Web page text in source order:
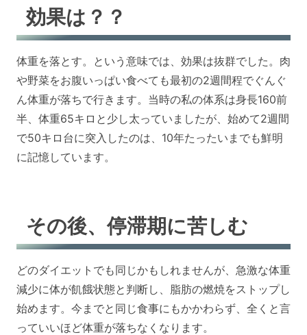
効果は？？
体重を落とす。という意味では、効果は抜群でした。肉
や野菜をお腹いっぱい食べても最初の2週間程でぐんぐ
ん体重が落ちで行きます。当時の私の体系は身長160前
半、体重65キロと少し太っていましたが、始めて2週間
で50キロ台に突入したのは、10年たったいまでも鮮明
に記憶しています。
その後、停滞期に苦しむ
どのダイエットでも同じかもしれませんが、急激な体重
減少に体が飢餓状態と判断し、脂肪の燃焼をストップし
始めます。今までと同じ食事にもかかわらず、全くと言
っていいほど体重が落ちなくなります。